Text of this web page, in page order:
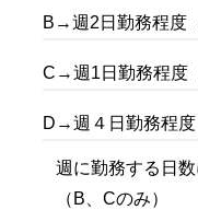
B→週2日勤務程度
C→週1日勤務程度
D→週４日勤務程度
週に勤務する日
（B、Cのみ）